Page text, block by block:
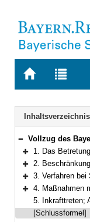
Zur
Zur
Suche
Inhaltsverzeichnis
Bereich reduzieren
Vollzug des
Bereich erweitern
1. Das Betretungsrecht (Umfang und
Bereich erweitern
2.
Bereich erweitern
3. Verfahren bei Sperren durch den
Bereich erweitern
4. Maßnahmen
5. Inkrafttreten;
[Schlussformel]